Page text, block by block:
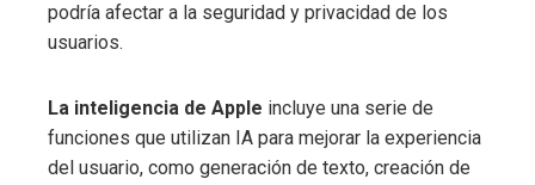
podría afectar a la seguridad y privacidad de los
usuarios.
La inteligencia de Apple incluye una serie de
funciones que utilizan IA para mejorar la experiencia
del usuario, como generación de texto, creación de